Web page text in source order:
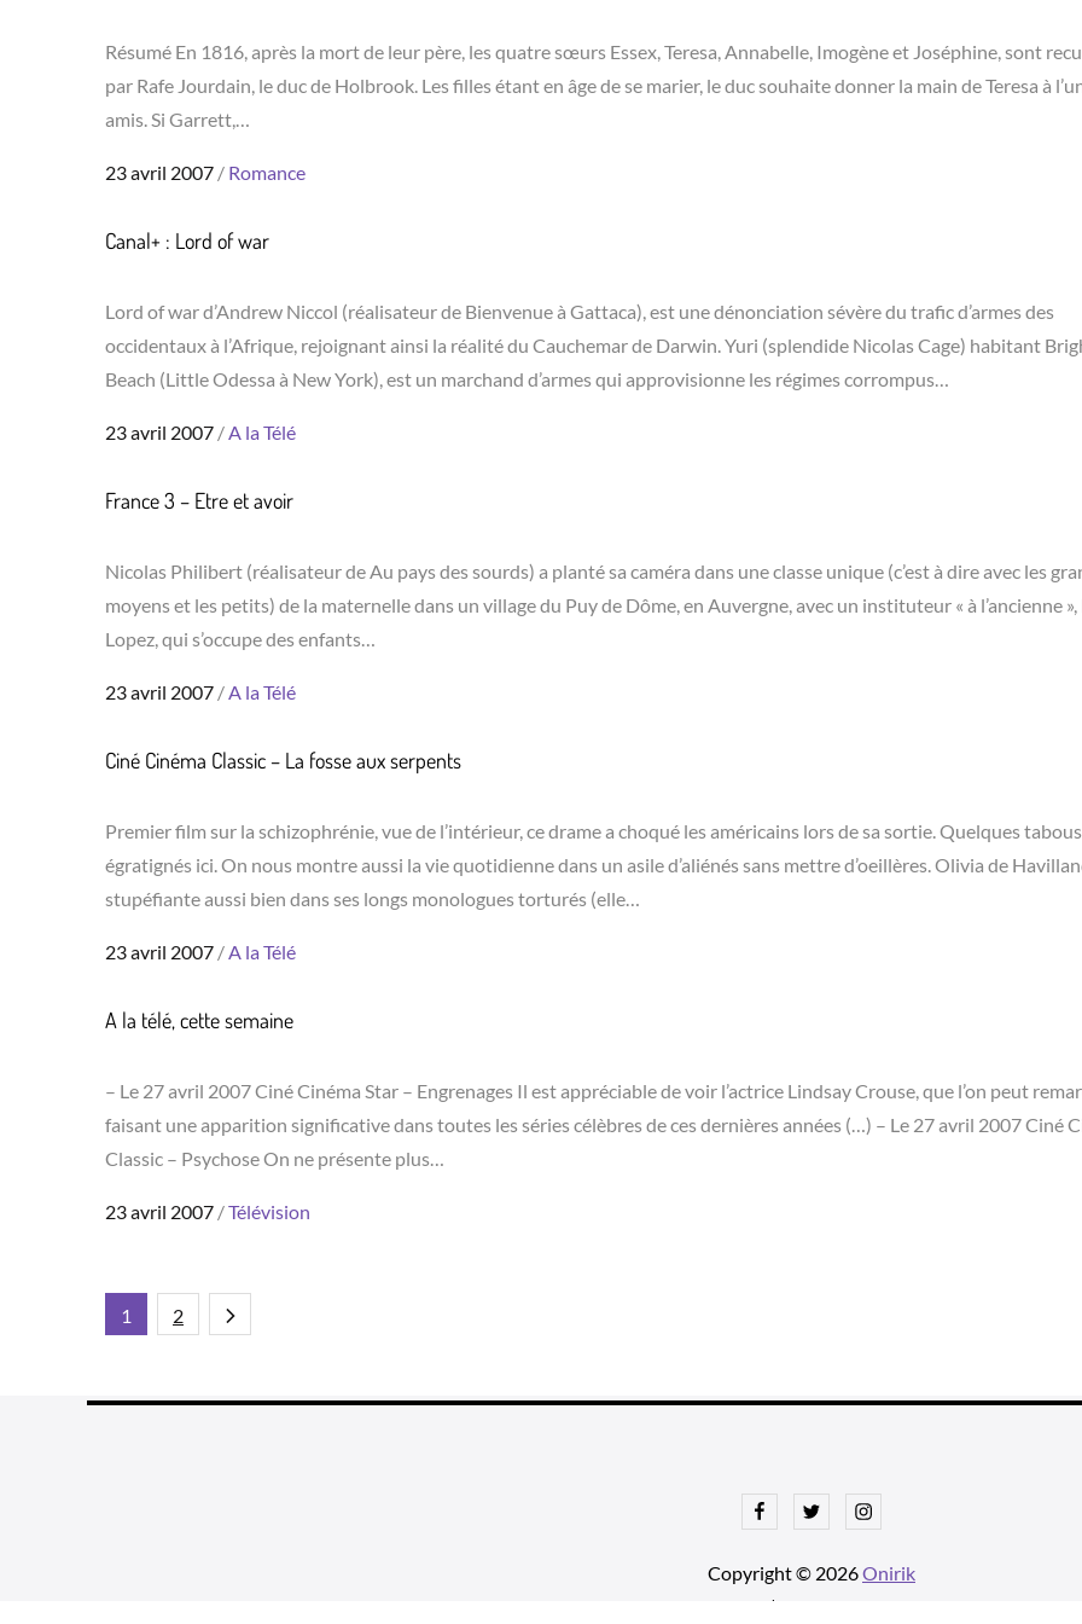
Résumé En 1816, après la mort de leur père, les quatre sœurs Essex, Teresa, Annabelle, Imogène et Joséphine, sont
par Rafe Jourdain, le duc de Holbrook. Les filles étant en âge de se marier, le duc souhaite donner la main de Teresa à
amis. Si Garrett,…
Posted
23 avril 2007 Romance
Canal+ : Lord of war
Lord of war d’Andrew Niccol (réalisateur de Bienvenue à Gattaca), est une dénonciation sévère du trafic d’armes des
occidentaux à l’Afrique, rejoignant ainsi la réalité du Cauchemar de Darwin. Yuri (splendide Nicolas Cage) habitant
Beach (Little Odessa à New York), est un marchand d’armes qui approvisionne les régimes corrompus…
Posted
23 avril 2007 A la Télé
France 3 – Etre et avoir
Nicolas Philibert (réalisateur de Au pays des sourds) a planté sa caméra dans une classe unique (c’est à dire avec les
moyens et les petits) de la maternelle dans un village du Puy de Dôme, en Auvergne, avec un instituteur « à l’ancienne »,
Lopez, qui s’occupe des enfants…
Posted
23 avril 2007 A la Télé
Ciné Cinéma Classic – La fosse aux serpents
Premier film sur la schizophrénie, vue de l’intérieur, ce drame a choqué les américains lors de sa sortie. Quelques
égratignés ici. On nous montre aussi la vie quotidienne dans un asile d’aliénés sans mettre d’oeillères. Olivia de
stupéfiante aussi bien dans ses longs monologues torturés (elle…
Posted
23 avril 2007 A la Télé
A la télé, cette semaine
– Le 27 avril 2007 Ciné Cinéma Star – Engrenages Il est appréciable de voir l’actrice Lindsay Crouse, que l’on peut
faisant une apparition significative dans toutes les séries célèbres de ces dernières années (…) – Le 27 avril 2007 Ciné
Classic – Psychose On ne présente plus…
Posted
23 avril 2007 Télévision
Pagination
des
1 2
FacebookTwitterInstagram
Copyright © 2026Onirik
| Ajustements par